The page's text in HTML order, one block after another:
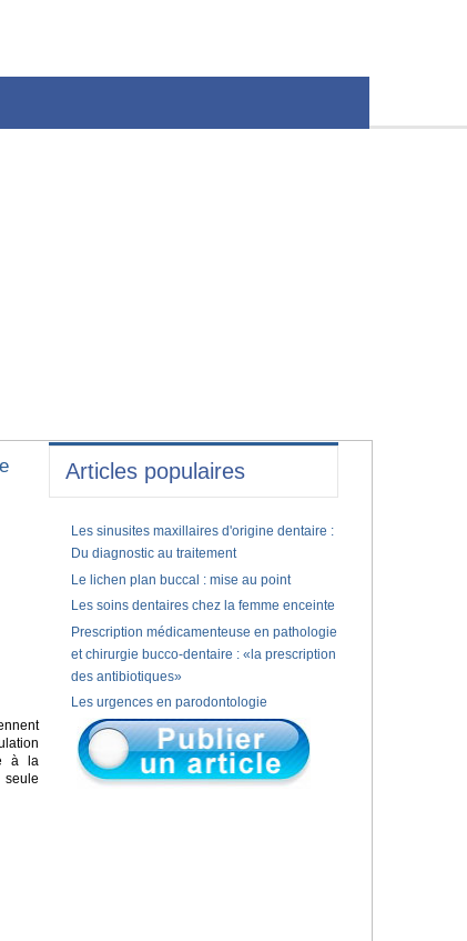
à la
seule
Articles populaires
Les sinusites maxillaires d'origine dentaire :
Du diagnostic au traitement
Le lichen plan buccal : mise au point
Les soins dentaires chez la femme enceinte
Prescription médicamenteuse en pathologie
et chirurgie bucco-dentaire : «la prescription
des antibiotiques»
Les urgences en parodontologie